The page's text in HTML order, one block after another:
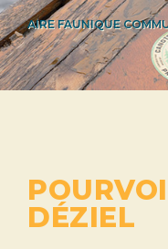
AIRE FAUNIQUE
DÉZIEL